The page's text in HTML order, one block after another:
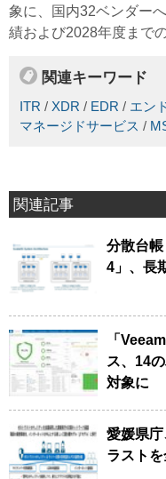
象に、国内32ベンダー
績および2028年度まで
関連キーワード
ITR / XDR / EDR / エン
マネージドサービス /
関連記事
分散台
4」、長
「
ス、14
対象に
愛媛県
ラスト